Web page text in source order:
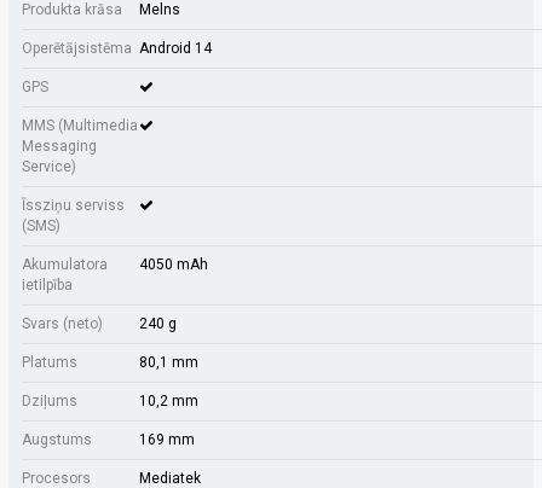
Produkta krāsa Melns
Operētājsistēma Android 14
GPS
MMS (Multimedia
Messaging
Service)
Īssziņu serviss
(SMS)
Akumulatora
ietilpība
4050 mAh
Svars (neto) 240 g
Platums 80,1 mm
Dziļums 10,2 mm
Augstums 169 mm
Procesors Mediatek